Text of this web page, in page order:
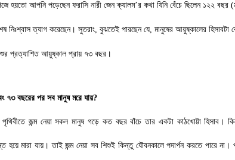
হয়তো আপনি পড়েছেন ফরাসি নারী জেন ক্যালম’র কথা যিনি বেঁচে ছিলেন ১২২
নিঃশ্বাস ত্যাগ করেছেন। সুতরাং, বুঝতেই পারছেন যে, মানুষের আয়ুষ্কালের হিসাবটা
প্রত্যাশিত আয়ুষ্কাল প্রায় ৭৩ বছর।
৭৩ বছরের পর সব মানুষ মরে যায়?
জন্ম নেয়া সকল মানুষ গড়ে কত বছর বাঁচে তার একটা কাঠখোট্টা হিসাব।
হয়ে মারা যায়। তাই জন্ম নেয়া সব শিশুই কিন্তু যৌবনকালে পদার্পন করতে পারে না।